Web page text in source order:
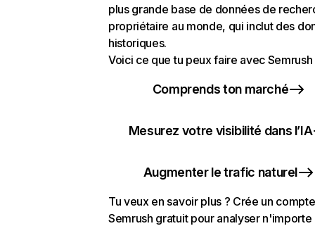
plus grande base de données de
propriétaire au monde, qui inclut des
historiques.
Voici ce que tu peux faire avec Semrush
Comprends ton marché
Mesurez votre visibilité dans l’IA
Augmenter le trafic naturel
Tu veux en savoir plus ? Crée un compte
Semrush gratuit pour analyser n'importe